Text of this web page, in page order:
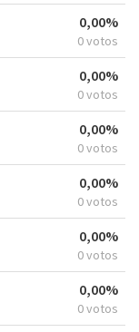
0,00%
0 votos
0,00%
0 votos
0,00%
0 votos
0,00%
0 votos
0,00%
0 votos
0,00%
0 votos